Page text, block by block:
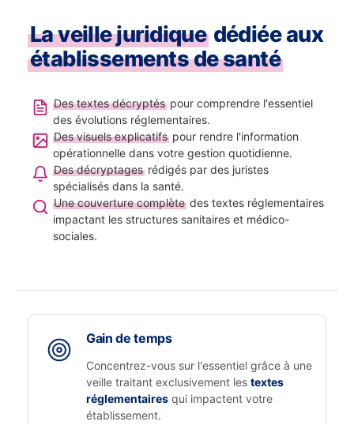
La veille juridique dédiée aux
établissements de santé
Des textes décryptéspour comprendre l'essentiel
des évolutions réglementaires.
Des visuels explicatifspour rendre l'information
opérationnelle dans votre gestion quotidienne.
Des décryptagesrédigés par des juristes
spécialisés dans la santé.
Une couverture complètedes textes réglementaires
impactant les structures sanitaires et médico-
sociales.
Gain de temps
Concentrez-vous sur l'essentiel grâce à une
veille traitant exclusivement les textes
réglementaires qui impactent votre
établissement.